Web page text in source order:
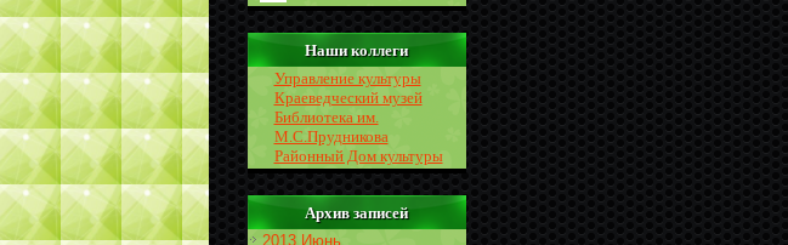
Наши коллеги
Управление культуры
Краеведческий музей
Библиотека им.
М.С.Прудникова
Районный Дом культуры
Архив записей
2013 Июнь